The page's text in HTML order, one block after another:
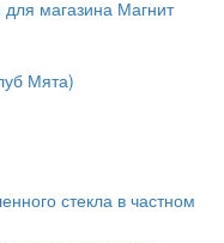
магазина Магнит
Мята)
стекла в частном